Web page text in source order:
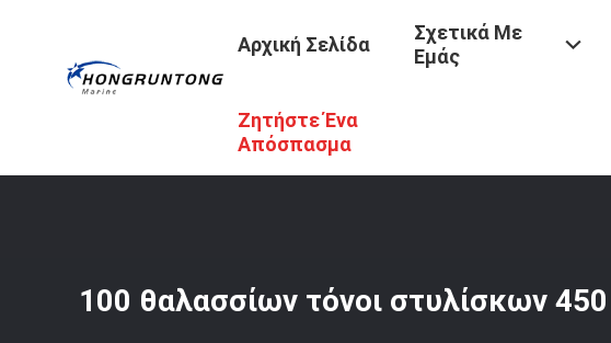
Αρχική Σελίδα
Σχετικά Με
Εμάς
Ζητήστε Ένα
Απόσπασμα
Προϊόντα / Στυλίσκοι Πρόσδεσης
100 θαλασσίων τόνοι στυλίσκων 450